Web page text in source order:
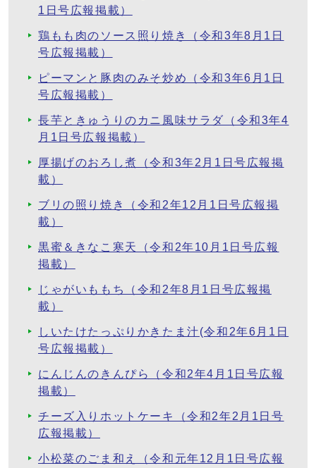
1日号広報掲載）
鶏もも肉のソース照り焼き（令和3年8月1日
号広報掲載）
ピーマンと豚肉のみそ炒め（令和3年6月1日
号広報掲載）
長芋ときゅうりのカニ風味サラダ（令和3年4
月1日号広報掲載）
厚揚げのおろし煮（令和3年2月1日号広報掲
載）
ブリの照り焼き（令和2年12月1日号広報掲
載）
黒蜜＆きなこ寒天（令和2年10月1日号広報
掲載）
じゃがいももち（令和2年8月1日号広報掲
載）
しいたけたっぷりかきたま汁(令和2年6月1日
号広報掲載）
にんじんのきんぴら（令和2年4月1日号広報
掲載）
チーズ入りホットケーキ（令和2年2月1日号
広報掲載）
小松菜のごま和え（令和元年12月1日号広報